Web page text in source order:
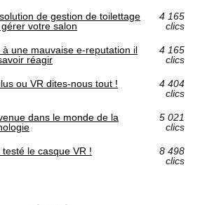
de gestion de toilettage
votre salon
4 165
clics
à une mauvaise e-reputation il
réagir
4 165
clics
ou VR dites-nous tout !
4 404
clics
dans le monde de la
5 021
clics
testé le casque VR !
8 498
clics